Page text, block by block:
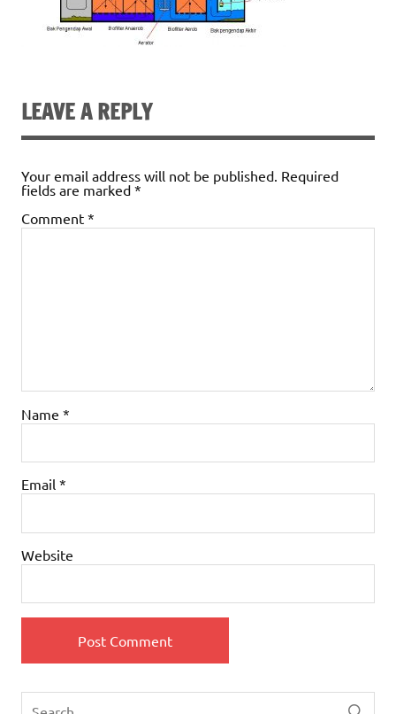
LEAVE A REPLY
Your email address will not be published. Required
fields are marked *
Comment *
Name *
Email *
Website